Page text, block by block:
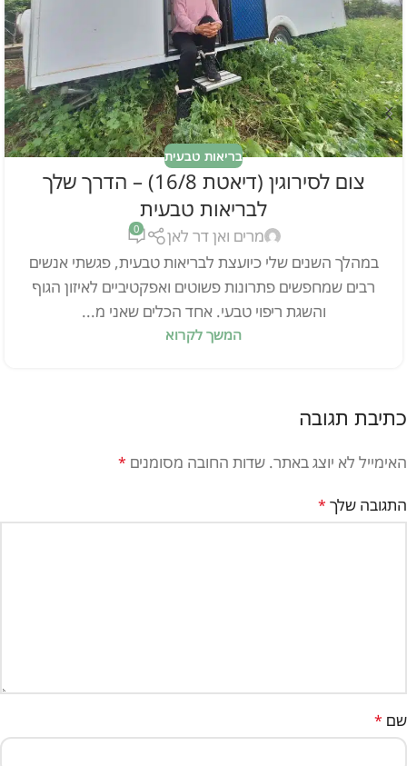
בריאות טבעית
צום לסירוגין (דיאטת 16/8) – הדרך שלך
לבריאות טבעית
מרים ואן דר לאן 0
במהלך השנים שלי כיועצת לבריאות טבעית, פגשתי אנשים
רבים שמחפשים פתרונות פשוטים ואפקטיביים לאיזון הגוף
והשגת ריפוי טבעי. אחד הכלים שאני מ...
המשך לקרוא
כתיבת תגובה
האימייל לא יוצג באתר. שדות החובה מסומנים *
התגובה שלך *
שם *